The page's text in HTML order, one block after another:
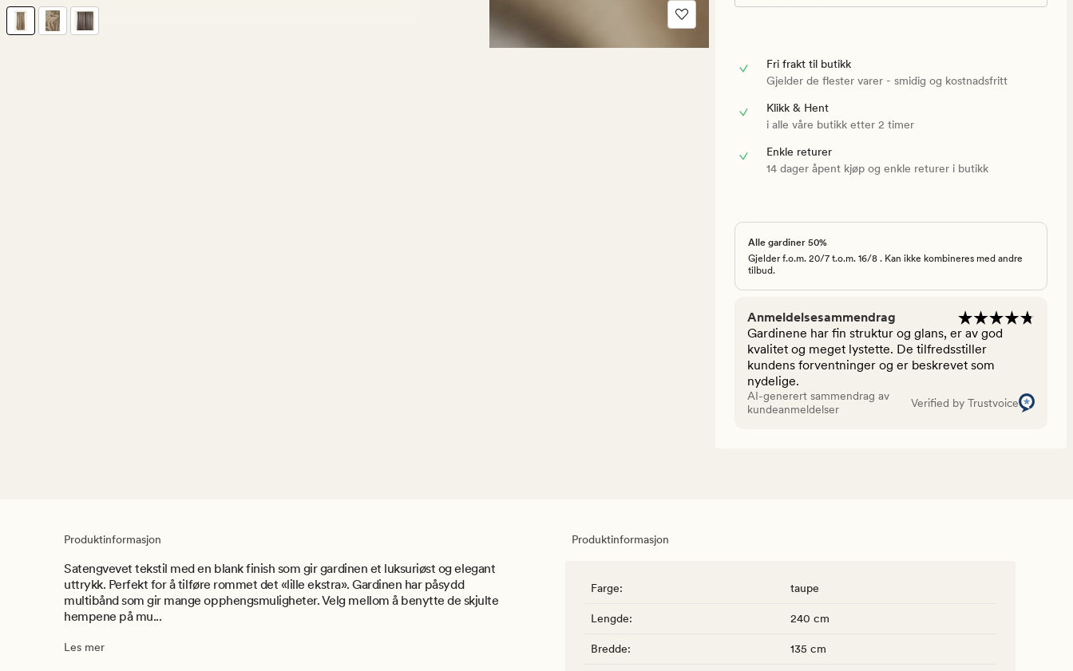
Fri frakt til butikk
Gjelder de flester varer - smidig og kostnadsfritt
Klikk & Hent
i alle våre butikk etter 2 timer
Enkle returer
14 dager åpent kjøp og enkle returer i butikk
Alle gardiner 50%
Gjelder f.o.m. 20/7 t.o.m. 16/8 . Kan ikke kombineres med andre
tilbud.
Anmeldelsesammendrag
Gardinene har fin struktur og glans, er av god
kvalitet og meget lystette. De tilfredsstiller
kundens forventninger og er beskrevet som
nydelige.
AI-generert sammendrag av
kundeanmeldelser
Verified by Trustvoice
Produktinformasjon
Satengvevet tekstil med en blank finish som gir gardinen et luksuriøst og elegant
uttrykk. Perfekt for å tilføre rommet det «lille ekstra». Gardinen har påsydd
multibånd som gir mange opphengsmuligheter. Velg mellom å benytte de skjulte
hempene på mu...
Les mer
Produktinformasjon
Farge: taupe
Lengde: 240 cm
Bredde: 135 cm